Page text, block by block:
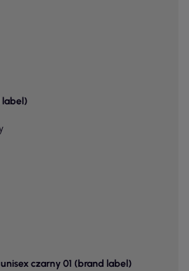
label)
czarny 01 (brand label)